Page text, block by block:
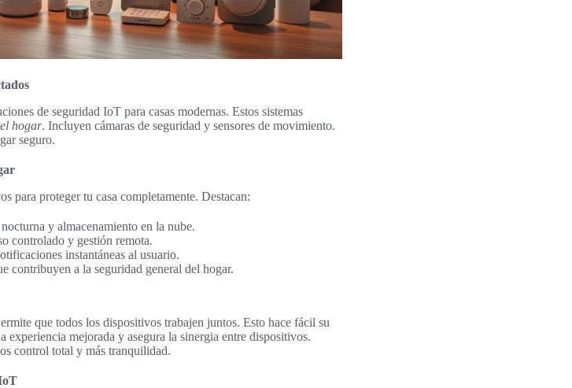
de seguridad IoT para casas modernas. Estos sistemas
hogar. Incluyen cámaras de seguridad y sensores de movimiento.
seguro.
para proteger tu casa completamente. Destacan:
y almacenamiento en la nube.
controlado y gestión remota.
instantáneas al usuario.
contribuyen a la seguridad general del hogar.
que todos los dispositivos trabajen juntos. Esto hace fácil su
experiencia mejorada y asegura la sinergia entre dispositivos.
control total y más tranquilidad.